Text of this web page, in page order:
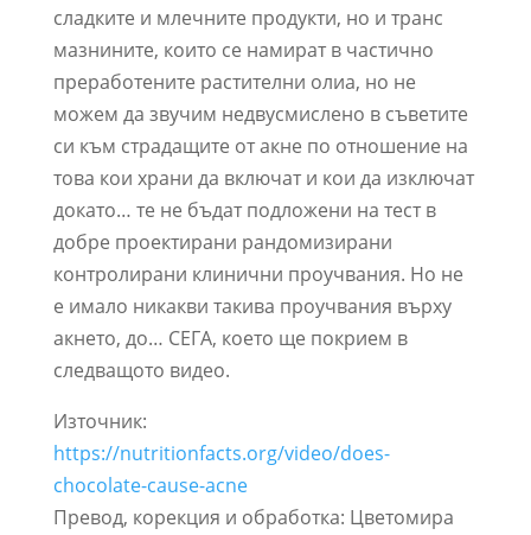
сладките и млечните продукти, но и транс
мазнините, които се намират в частично
преработените растителни олиа, но не
можем да звучим недвусмислено в съветите
си към страдащите от акне по отношение на
това кои храни да включат и кои да изключат
докато… те не бъдат подложени на тест в
добре проектирани рандомизирани
контролирани клинични проучвания. Но не
е имало никакви такива проучвания върху
акнето, до… СЕГА, което ще покрием в
следващото видео.
Източник:
https://nutritionfacts.org/video/does-
chocolate-cause-acne
Превод, корекция и обработка: Цветомира